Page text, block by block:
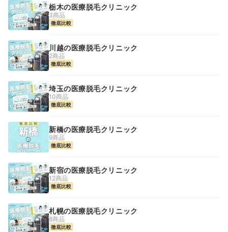
栃木の医療脱毛クリニック
3商品
徹底比較
川越の医療脱毛クリニック
2商品
徹底比較
埼玉の医療脱毛クリニック
10商品
徹底比較
新橋の医療脱毛クリニック
9商品
徹底比較
新宿の医療脱毛クリニック
12商品
徹底比較
札幌の医療脱毛クリニック
8商品
徹底比較